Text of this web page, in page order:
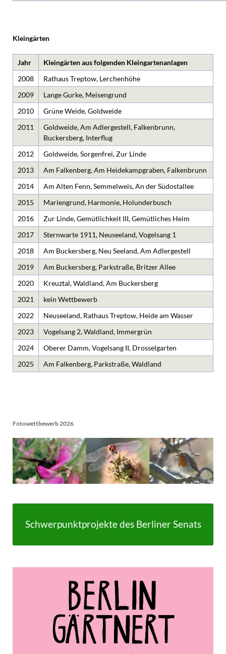
Kleingärten
Jahr
Kleingärten aus folgenden Kleingartenanlagen
2008
Rathaus Treptow, Lerchenhöhe
2009
Lange Gurke, Meisengrund
2010
Grüne Weide, Goldweide
2011
Goldweide, Am Adlergestell, Falkenbrunn,
Buckersberg, Interflug
2012
Goldweide, Sorgenfrei, Zur Linde
2013
Am Falkenberg, Am Heidekampgraben, Falkenbrunn
2014
Am Alten Fenn, Semmelweis, An der Südostallee
2015
Mariengrund, Harmonie, Holunderbusch
2016
Zur Linde, Gemütlichkeit III, Gemütliches Heim
2017
Sternwarte 1911, Neuseeland, Vogelsang 1
2018
Am Buckersberg, Neu Seeland, Am Adlergestell
2019
Am Buckersberg, Parkstraße, Britzer Allee
2020
Kreuztal, Waldland, Am Buckersberg
2021
kein Wettbewerb
2022
Neuseeland, Rathaus Treptow, Heide am Wasser
2023
Vogelsang 2, Waldland, Immergrün
2024
Oberer Damm, Vogelsang II, Drosselgarten
2025
Am Falkenberg, Parkstraße, Waldland
Fotowettbewerb 2026
Schwerpunktprojekte des Berliner Senats